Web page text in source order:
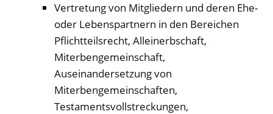
Vertretung von Mitgliedern und deren Ehe-
oder Lebenspartnern in den Bereichen
Pflichtteilsrecht, Alleinerbschaft,
Miterbengemeinschaft,
Auseinandersetzung von
Miterbengemeinschaften,
Testamentsvollstreckungen,